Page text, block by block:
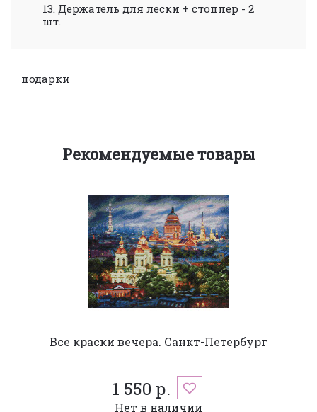
13. Держатель для лески + стоппер - 2
шт.
подарки
Рекомендуемые товары
Все краски вечера. Санкт-Петербург
1 550 р.
Нет в наличии